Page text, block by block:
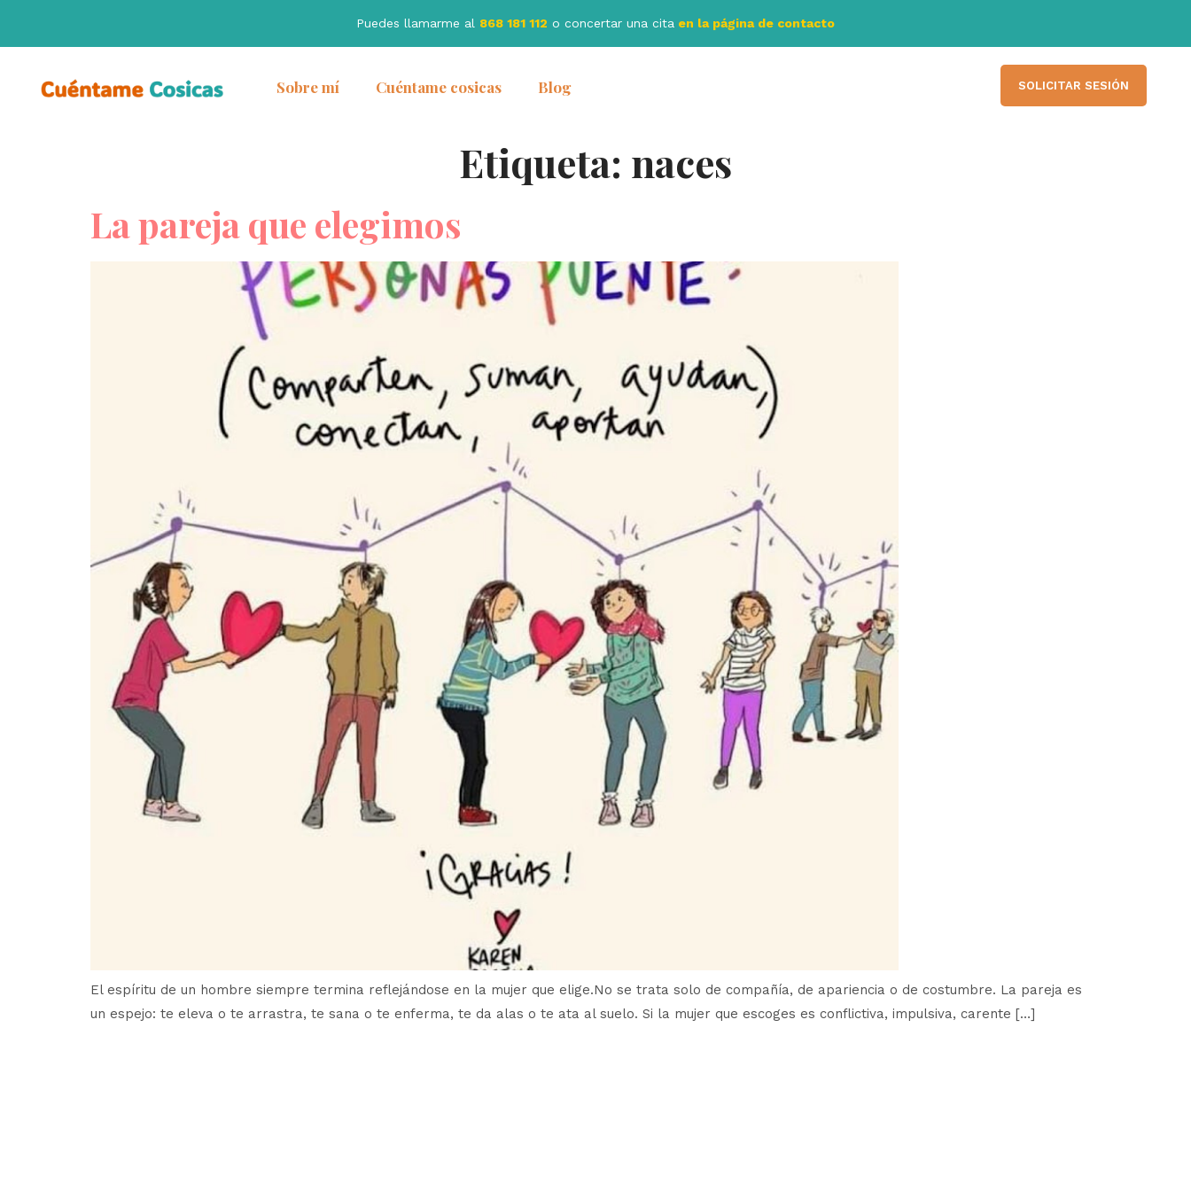
Puedes llamarme al 868 181 112 o concertar una cita en la página de contacto
Sobre mí Cuéntame cosicas Blog SOLICITAR SESIÓN
Etiqueta: naces
La pareja que elegimos
El espíritu de un hombre siempre termina reflejándose en la mujer que elige.No se trata solo de compañía, de apariencia o de costumbre. La pareja es
un espejo: te eleva o te arrastra, te sana o te enferma, te da alas o te ata al suelo. Si la mujer que escoges es conflictiva, impulsiva, carente […]